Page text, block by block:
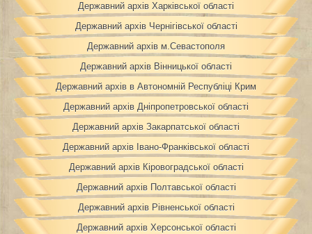
Державний архів Харківської області
Державний архів Чернігівської області
Державний архів м.Севастополя
Державний архів Вінницької області
Державний архів в Автономній Республіці Крим
Державний архів Дніпропетровської області
Державний архів Закарпатської області
Державний архів Івано-Франківської області
Державний архів Кіровоградської області
Державний архів Полтавської області
Державний архів Рівненської області
Державний архів Херсонської області